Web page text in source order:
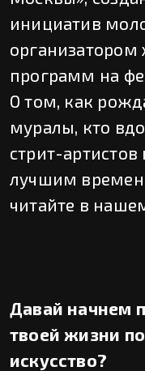
инициатив
организатором
программ на
О том, как
муралы, кто
стрит-артистов
лучшим
читайте в
Давай начнем
твоей жизни
искусство?